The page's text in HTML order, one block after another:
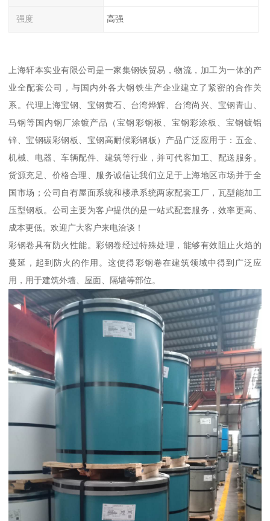
强度 高强
上海轩本实业有限公司是一家集钢铁贸易，物流，加工为一体的产
业全配套公司，与国内外各大钢铁生产企业建立了紧密的合作关
系。代理上海宝钢、宝钢黄石、台湾烨辉、台湾尚兴、宝钢青山、
马钢等国内钢厂涂镀产品（宝钢彩钢板、宝钢彩涂板、宝钢镀铝
锌、宝钢碳彩钢板、宝钢高耐候彩钢板）产品广泛应用于：五金、
机械、电器、车辆配件、建筑等行业，并可代客加工、配送服务。
货源充足、价格合理、服务诚信让我们立足于上海地区市场并于全
国市场；公司自有屋面系统和楼承系统两家配套工厂，瓦型能加工
压型钢板。公司主要为客户提供的是一站式配套服务，效率更高、
成本更低。欢迎广大客户来电洽谈！
彩钢卷具有防火性能。彩钢卷经过特殊处理，能够有效阻止火焰的
蔓延，起到防火的作用。这使得彩钢卷在建筑领域中得到广泛应
用，用于建筑外墙、屋面、隔墙等部位。